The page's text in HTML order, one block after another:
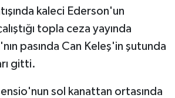
kaleci Ederson'un
topla ceza yayında
pasında Can Keleş'in şutunda
gitti.
sol kanattan ortasında